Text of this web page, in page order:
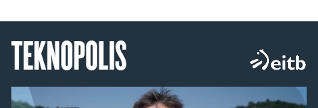
TEKNOPOLIS